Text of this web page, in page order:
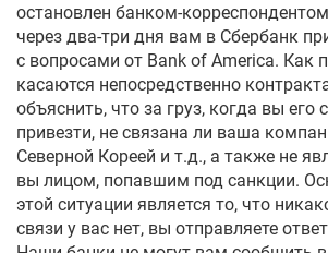
остановлен банком-
через два-три дня вам в Сбербанк
с вопросами от Bank of America. Как
касаются непосредственно
объяснить, что за груз, когда вы его
привезти, не связана ли ваша
Северной Кореей и т.д., а также не
вы лицом, попавшим под санкции.
этой ситуации является то, что
связи у вас нет, вы отправляете